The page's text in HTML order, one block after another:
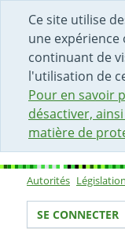
Ce site utilise
une expérience
continuant de
l'utilisation de
Pour en savoir
désactiver,
matière de
DÉBUT DU
ACCÈS AU
PAGE D'ACCUEIL
FORMULAIRE
Sous-
Autorités Législation
Votre
SE CONNECTER